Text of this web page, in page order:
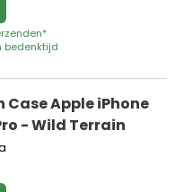
bedenktijd
Case Apple iPhone
- Wild Terrain